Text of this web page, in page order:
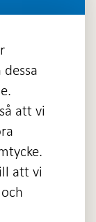
att vi
att vi